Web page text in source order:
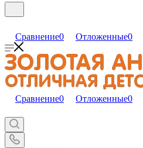
Сравнение0 Отложенные0
Сравнение0 Отложенные0